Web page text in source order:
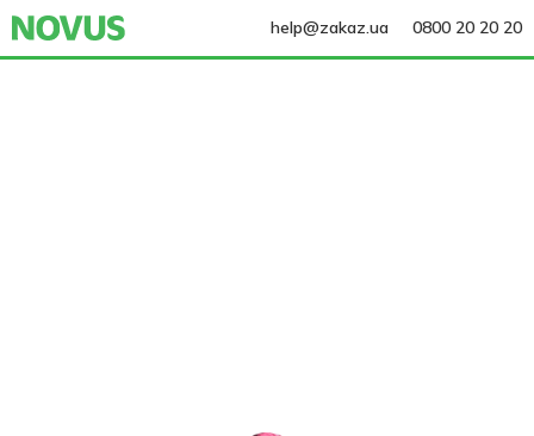
help@zakaz.ua 0800 20 20 20